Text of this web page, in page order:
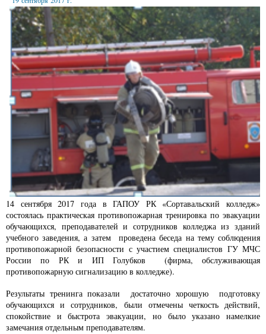
14 сентября 2017 года в ГАПОУ РК «Сортавальский колледж»
состоялась практическая противопожарная тренировка по эвакуации
обучающихся, преподавателей и сотрудников колледжа из зданий
учебного заведения, а затем проведена беседа на тему соблюдения
противопожарной безопасности с участием специалистов ГУ МЧС
России по РК и ИП Голубков (фирма, обслуживающая
противопожарную сигнализацию в колледже).
Результаты тренинга показали достаточно хорошую подготовку
обучающихся и сотрудников, были отмечены четкость действий,
спокойствие и быстрота эвакуации, но было указано намелкие
замечания отдельным преподавателям.